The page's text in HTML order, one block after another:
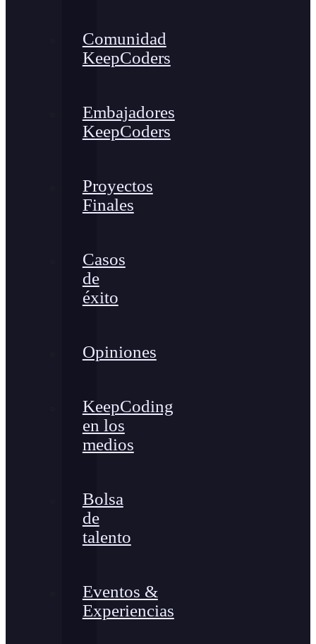
Comunidad
KeepCoders
Embajadores
KeepCoders
Proyectos
Finales
Casos
de
éxito
Opiniones
KeepCoding
en los
medios
Bolsa
de
talento
Eventos &
Experiencias